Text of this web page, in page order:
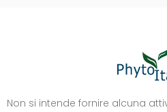
Non si intende fornire alcuna